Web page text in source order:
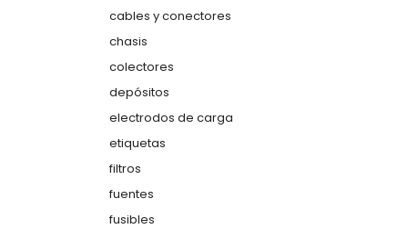
cables y conectores
chasis
colectores
depósitos
electrodos de carga
etiquetas
filtros
fuentes
fusibles